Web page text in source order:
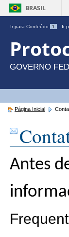
BRASIL
Ir para Conteúdo 1 Ir
GOVERNO
Página Inicial
Antes